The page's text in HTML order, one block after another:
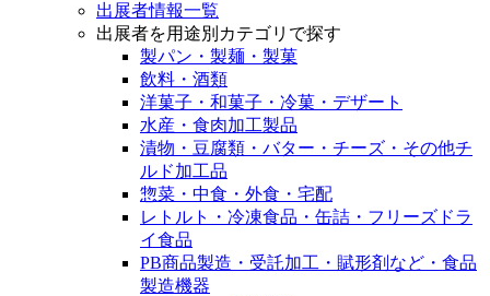
出展者情報一覧
出展者を用途別カテゴリで探す
製パン・製麺・製菓
飲料・酒類
洋菓子・和菓子・冷菓・デザート
水産・食肉加工製品
漬物・豆腐類・バター・チーズ・その他チ
ルド加工品
惣菜・中食・外食・宅配
レトルト・冷凍食品・缶詰・フリーズドラ
イ食品
PB商品製造・受託加工・賦形剤など・食品
製造機器